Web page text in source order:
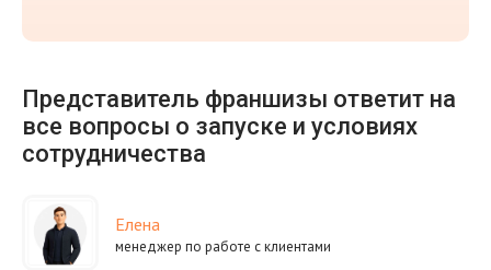
Представитель франшизы ответит на
все вопросы о запуске и условиях
сотрудничества
Елена
менеджер по работе с клиентами